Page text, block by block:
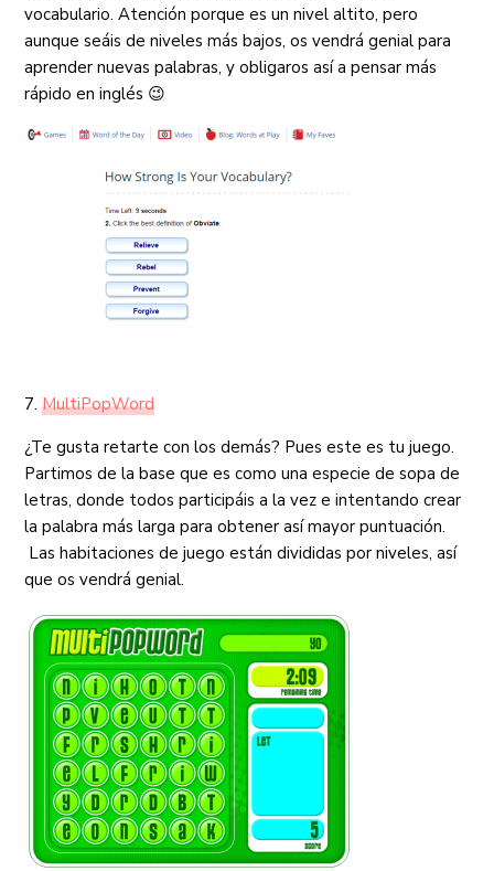
vocabulario. Atención porque es un nivel altito, pero
aunque seáis de niveles más bajos, os vendrá genial para
aprender nuevas palabras, y obligaros así a pensar más
rápido en inglés 😉
7.MultiPopWord
¿Te gusta retarte con los demás? Pues este es tu juego.
Partimos de la base que es como una especie de sopa de
letras, donde todos participáis a la vez e intentando crear
la palabra más larga para obtener así mayor puntuación.
Las habitaciones de juego están divididas por niveles, así
que os vendrá genial.